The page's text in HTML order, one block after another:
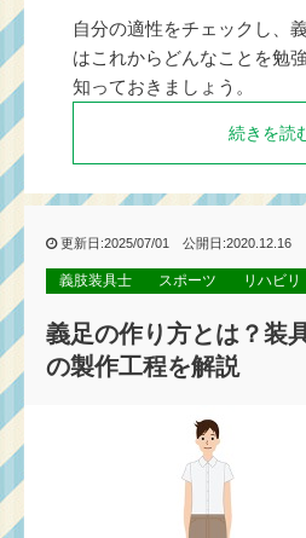
自分の適性をチェックし、
はこれからどんなことを勉
知っておきましょう。
続きを読
更新日:2025/07/01 公開日:2020.12.16
義肢装具士 スポーツ リハビリ
義足の作り方とは？装
の製作工程を解説